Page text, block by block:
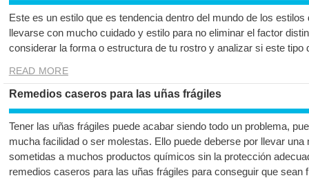
Este es un estilo que es tendencia dentro del mundo de los
llevarse con mucho cuidado y estilo para no eliminar el factor
considerar la forma o estructura de tu rostro y analizar si este
READ MORE
Remedios caseros para las uñas frágiles
Tener las uñas frágiles puede acabar siendo todo un problema,
mucha facilidad o ser molestas. Ello puede deberse por llevar
sometidas a muchos productos químicos sin la protección
remedios caseros para las uñas frágiles para conseguir que